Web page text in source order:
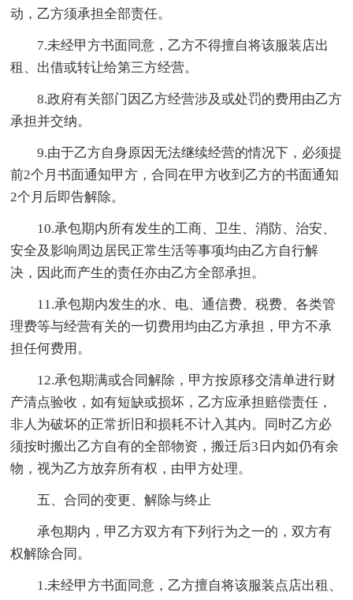
动，乙方须承担全部责任。
7.未经甲方书面同意，乙方不得擅自将该服装店出
租、出借或转让给第三方经营。
8.政府有关部门因乙方经营涉及或处罚的费用由乙方
承担并交纳。
9.由于乙方自身原因无法继续经营的情况下，必须提
前2个月书面通知甲方，合同在甲方收到乙方的书面通知
2个月后即告解除。
10.承包期内所有发生的工商、卫生、消防、治安、
安全及影响周边居民正常生活等事项均由乙方自行解
决，因此而产生的责任亦由乙方全部承担。
11.承包期内发生的水、电、通信费、税费、各类管
理费等与经营有关的一切费用均由乙方承担，甲方不承
担任何费用。
12.承包期满或合同解除，甲方按原移交清单进行财
产清点验收，如有短缺或损坏，乙方应承担赔偿责任，
非人为破坏的正常折旧和损耗不计入其内。同时乙方必
须按时搬出乙方自有的全部物资，搬迁后3日内如仍有余
物，视为乙方放弃所有权，由甲方处理。
五、合同的变更、解除与终止
承包期内，甲乙方双方有下列行为之一的，双方有
权解除合同。
1.未经甲方书面同意，乙方擅自将该服装点店出租、